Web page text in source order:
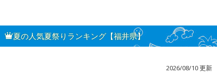
夏の人気夏祭りランキング【福井県】
2026/08/10 更新